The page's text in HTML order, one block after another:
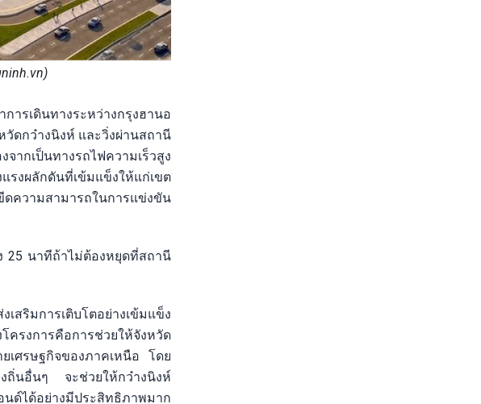
รเดินทางระหว่างกรุงฮานอ
วัดกว๋างนิงห์ และวิ่งผ่านสถานี
ากเป็นทางรถไฟความเร็วสูง
รงผลักดันที่เข้มแข็งให้แก่เขต
ความสามารถในการแข่งขัน
25 นาทีถ้าไม่ต้องหยุดที่สถานี
สริมการเติบโตอย่างเข้มแข็ง
รงการคือการช่วยให้จังหวัด
เศรษฐกิจของภาคเหนือ โดย
ถิ่นอื่นๆ จะช่วยให้กว๋างนิงห์
นด์ได้อย่างมีประสิทธิภาพมาก